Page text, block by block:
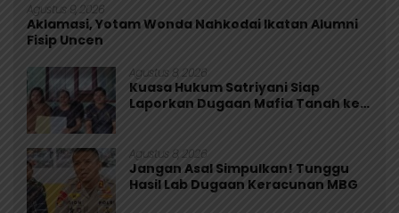
Agustus 9, 2026
Aklamasi, Yotam Wonda Nahkodai Ikatan Alumni
Fisip Uncen
Agustus 8, 2026
Kuasa Hukum Satriyani Siap
Laporkan Dugaan Mafia Tanah ke
Agustus 8, 2026
Jangan Asal Simpulkan! Tunggu
Hasil Lab Dugaan Keracunan MBG